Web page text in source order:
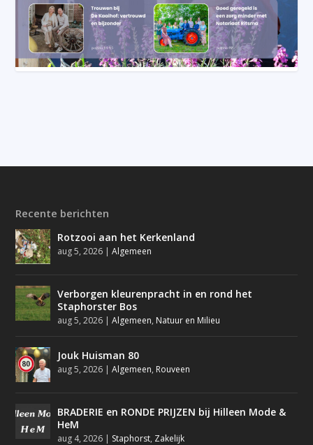
Recente berichten
Rotzooi aan het Kerkenland
aug 5, 2026 |Algemeen
Verborgen kleurenpracht in en rond het
Staphorster Bos
aug 5, 2026 |Algemeen, Natuur en Milieu
Jouk Huisman 80
aug 5, 2026 |Algemeen, Rouveen
BRADERIE en RONDE PRIJZEN bij Hilleen Mode &
HeM
aug 4, 2026 | Staphorst, Zakelijk